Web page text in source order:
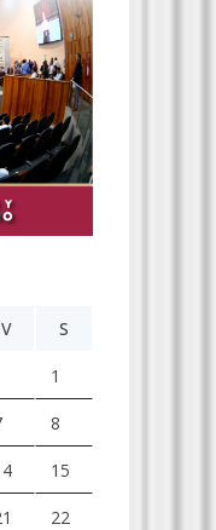
V S
1
8
15
22